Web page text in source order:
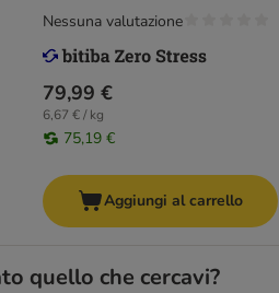
79,99 €
6,67 € / kg
75,19 €
Nessuna valutazione
Aggiungi al carrello
quello che cercavi?